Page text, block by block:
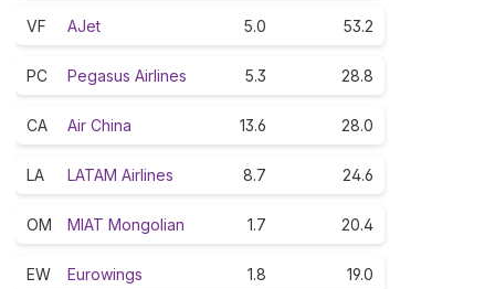
VF AJet 5.0 53.2
PC Pegasus Airlines 5.3 28.8
CA Air China 13.6 28.0
LA LATAM Airlines 8.7 24.6
OM MIAT Mongolian 1.7 20.4
EW Eurowings 1.8 19.0